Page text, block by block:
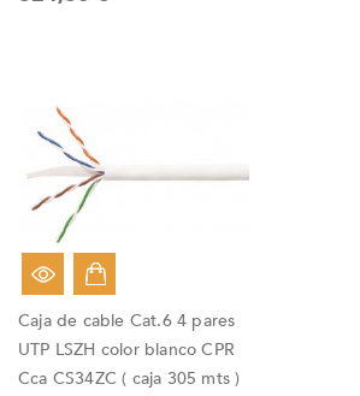
Caja de cable Cat.6 4 pares
UTP LSZH color blanco CPR
Cca CS34ZC ( caja 305 mts )